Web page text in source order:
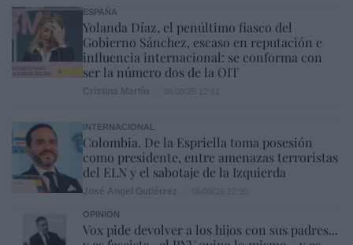
ESPAÑA
Yolanda Díaz, el penúltimo fiasco del
Gobierno Sánchez, escaso en reputación e
influencia internacional: se conforma con
ser la número dos de la OIT
INTERNACIONAL
Colombia. De la Espriella toma posesión
como presidente, entre amenazas terroristas
del ELN y el sabotaje de la Izquierda
OPINIÓN
Vox pide devolver a los hijos con sus padres...